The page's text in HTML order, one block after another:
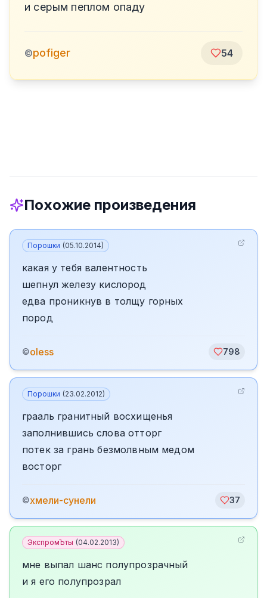
и серым пеплом опаду
©pofiger 54
Похожие произведения
Порошки (05.10.2014)
какая у тебя валентность
шепнул железу кислород
едва проникнув в толщу горных
пород
©oless 798
Порошки (23.02.2012)
грааль гранитный восхищенья
заполнившись слова отторг
потек за грань безмолвным медом
восторг
©хмели-сунели 37
ЭкспромЪты (04.02.2013)
мне выпал шанс полупрозрачный
и я его полупрозрал